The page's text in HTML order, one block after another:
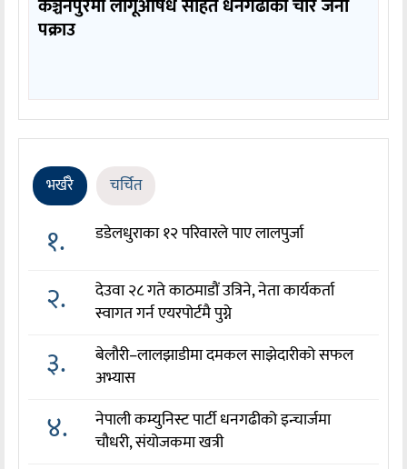
कञ्चनपुरमा लागूऔषध सहित धनगढीका चार जना
पक्राउ
भर्खरै चर्चित
१. डडेलधुराका १२ परिवारले पाए लालपुर्जा
२.
देउवा २८ गते काठमाडौं उत्रिने, नेता कार्यकर्ता
स्वागत गर्न एयरपोर्टमै पुग्ने
३.
बेलौरी–लालझाडीमा दमकल साझेदारीको सफल
अभ्यास
४.
नेपाली कम्युनिस्ट पार्टी धनगढीको इन्चार्जमा
चौधरी, संयोजकमा खत्री